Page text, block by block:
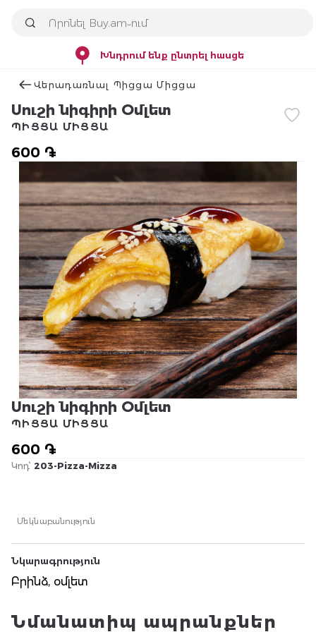
Խնդրում ենք ընտրել հասցե
Վերադառնալ Պիցցա Միցցա
Սուշի նիգիրի Օմլետ
600 ֏
ՊԻՑՑԱ ՄԻՑՑԱ
Սուշի նիգիրի Օմլետ
600 ֏
ՊԻՑՑԱ ՄԻՑՑԱ
Կոդ՝ 203-Pizza-Mizza
Մեկնաբանություն
Նկարագրություն
Բրինձ, օմլետ
Նմանատիպ ապրանքներ